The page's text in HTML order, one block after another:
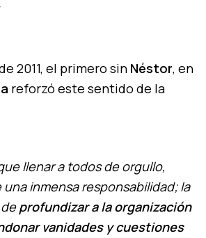
2011, el primero sin Néstor, en
reforzó este sentido de la
llenar a todos de orgullo,
inmensa responsabilidad; la
profundizar a la organización
vanidades y cuestiones